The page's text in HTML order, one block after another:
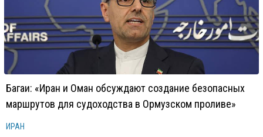
Багаи: «Иран и Оман обсуждают создание безопасных
маршрутов для судоходства в Ормузском проливе»
ИРАН